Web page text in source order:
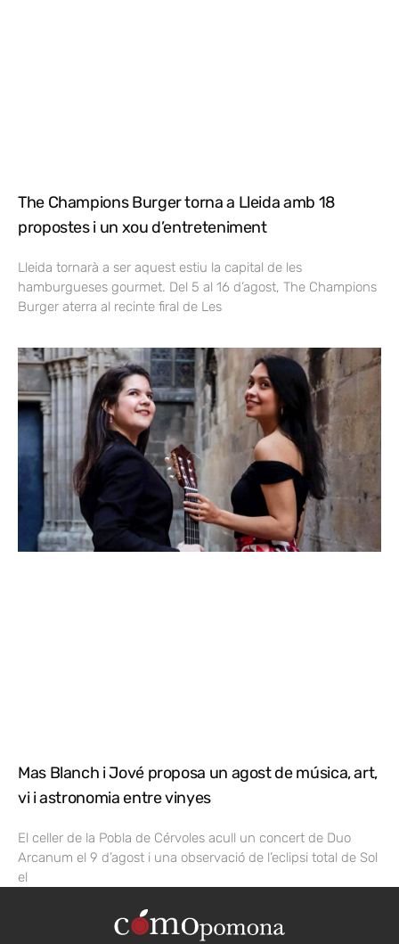
The Champions Burger torna a Lleida amb 18
propostes i un xou d’entreteniment
Lleida tornarà a ser aquest estiu la capital de les
hamburgueses gourmet. Del 5 al 16 d’agost, The Champions
Burger aterra al recinte firal de Les
Mas Blanch i Jové proposa un agost de música, art,
vi i astronomia entre vinyes
El celler de la Pobla de Cérvoles acull un concert de Duo
Arcanum el 9 d’agost i una observació de l’eclipsi total de Sol
el